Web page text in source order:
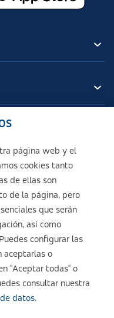
página web y el
cookies tanto
de ellas son
de la página, pero
que serán
así como
configurar las
aceptarlas o
"Aceptar todas" o
consultar nuestra
datos.